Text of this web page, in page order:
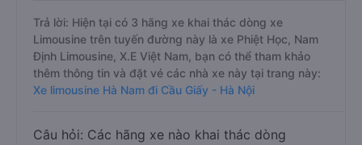
Trả lời: Hiện tại có 3 hãng xe khai thác dòng xe
Limousine trên tuyến đường này là xe Phiệt Học, Nam
Định Limousine, X.E Việt Nam, bạn có thể tham khảo
thêm thông tin và đặt vé các nhà xe này tại trang này:
Xe limousine Hà Nam đi Cầu Giấy - Hà Nội
Câu hỏi: Các hãng xe nào khai thác dòng